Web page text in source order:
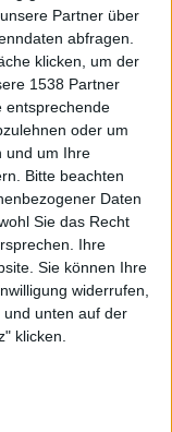
Partner über
abfragen.
klicken, um der
1538 Partner
entsprechende
oder um
und um Ihre
Bitte beachten
Daten
Sie das Recht
Ihre
Sie können Ihre
widerrufen,
und unten auf der
klicken.